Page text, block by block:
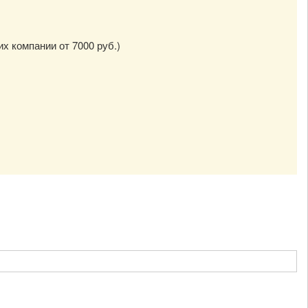
компании от 7000 руб.)